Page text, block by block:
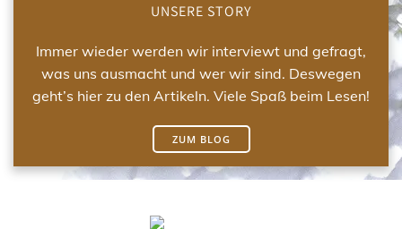
UNSERE STORY
Immer wieder werden wir interviewt und gefragt,
was uns ausmacht und wer wir sind. Deswegen
geht’s hier zu den Artikeln. Viele Spaß beim Lesen!
ZUM BLOG